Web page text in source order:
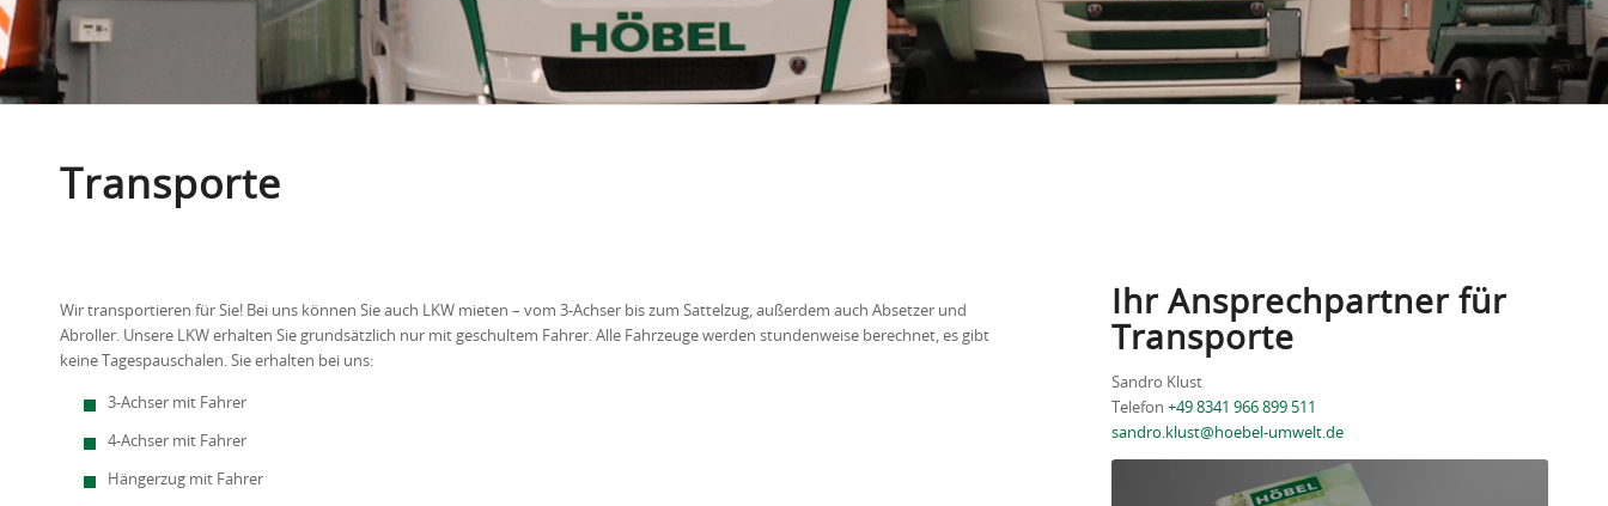
Transporte
Wir transportieren für Sie! Bei uns können Sie auch LKW mieten – vom 3-Achser bis zum Sattelzug, außerdem auch Absetzer und
Abroller. Unsere LKW erhalten Sie grundsätzlich nur mit geschultem Fahrer. Alle Fahrzeuge werden stundenweise berechnet, es gibt
keine Tagespauschalen. Sie erhalten bei uns:
3-Achser mit Fahrer
4-Achser mit Fahrer
Hängerzug mit Fahrer
Ihr Ansprechpartner für
Transporte
Sandro Klust
Telefon+49 8341 966 899 511
sandro.klust@hoebel-umwelt.de